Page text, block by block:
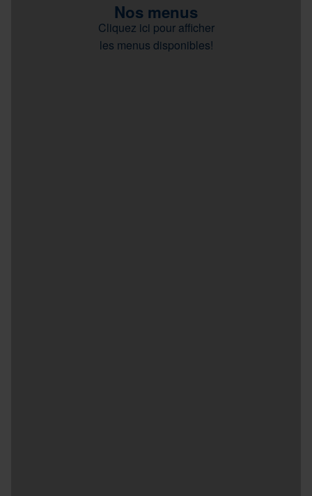
Nos menus
Cliquez ici pour afficher
les menus disponibles!